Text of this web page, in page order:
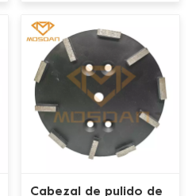
Cabezal de pulido de